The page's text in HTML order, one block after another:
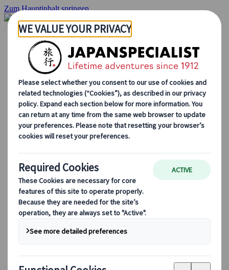
Zum Hauptinhalt springen
Startseite
Rundreisen
Individuelle Reisen
Gruppenreisen
Selbstfahrerreisen
Ausflüge
Maßgeschneiderte Gruppenreisen
Japan Rail Pass
Wie wir arbeiten
Über uns
Treffen Sie unser Team
Werden Sie Teil unseres Teams
Saisonale Reisetipps
Highlights des Reiseziels
Kulturelle Einblicke
Kulinarische Erlebnisse
Entdecke Japan mit dem Zug
Häufig gestellte Fragen
Wichtige Informationen
Etikette in Japan
Autofahren in Japan
Bei uns buchen
Japan Rail Pass
Unterkunft
Online-Beratung